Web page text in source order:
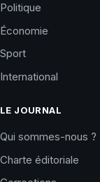
Politique
Économie
Sport
International
LE JOURNAL
Qui sommes-nous ?
Charte éditoriale